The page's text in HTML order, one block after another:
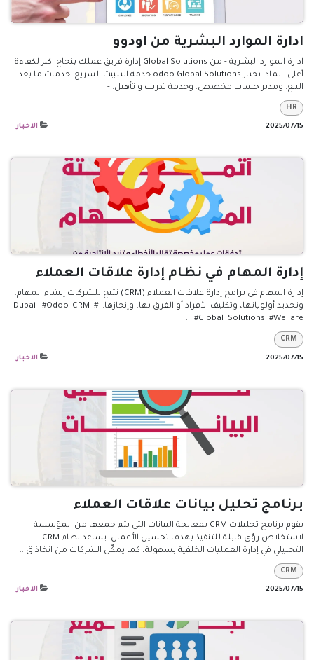
ادارة الموارد البشرية من اودوو
ادارة الموارد البشرية - من Global Solutions إدارة فريق عملك بنجاح اكبر لكفاءة
أعلى.. لماذا تختار odoo Global Solutions خدمة التثبيت السريع. خدمات ما بعد
البيع. ومدير حساب مخصص. وخدمة تدريب و تأهيل. - ...
HR
15‏/07‏/2025 الاخبار
إدارة المهام في نظام إدارة علاقات العملاء
إدارة المهام في برامج إدارة علاقات العملاء (CRM) تتيح للشركات إنشاء المهام،
وتحديد أولوياتها، وتكليف الأفراد أو الفرق بها، وإنجازها. #Dubai #Odoo_CRM
#Global Solutions #We are ...
CRM
15‏/07‏/2025 الاخبار
برنامج تحليل بيانات علاقات العملاء
يقوم برنامج تحليلات CRM بمعالجة البيانات التي يتم جمعها من المؤسسة
لاستخلاص رؤى قابلة للتنفيذ بهدف تحسين الأعمال. يساعد نظام CRM
التحليلي في إدارة العمليات الخلفية بسهولة، كما يمكّن الشركات من اتخاذ ق...
CRM
15‏/07‏/2025 الاخبار